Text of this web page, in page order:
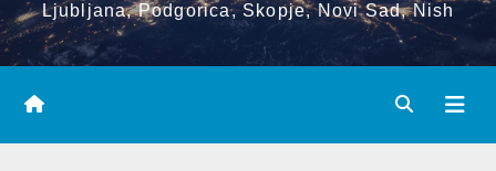
Ljubljana, Podgorica, Skopje, Novi Sad, Nish